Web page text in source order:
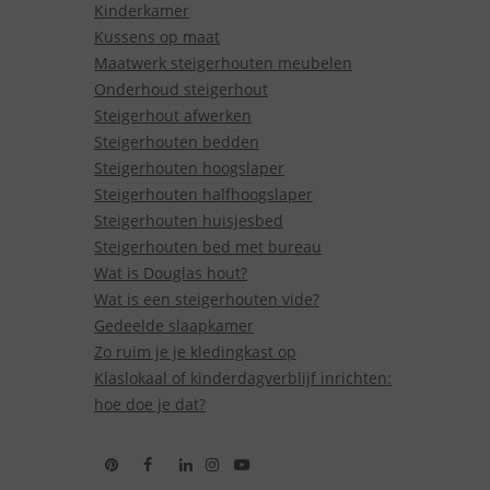
Kinderkamer
Kussens op maat
Maatwerk steigerhouten meubelen
Onderhoud steigerhout
Steigerhout afwerken
Steigerhouten bedden
Steigerhouten hoogslaper
Steigerhouten halfhoogslaper
Steigerhouten huisjesbed
Steigerhouten bed met bureau
Wat is Douglas hout?
Wat is een steigerhouten vide?
Gedeelde slaapkamer
Zo ruim je je kledingkast op
Klaslokaal of kinderdagverblijf inrichten:
hoe doe je dat?